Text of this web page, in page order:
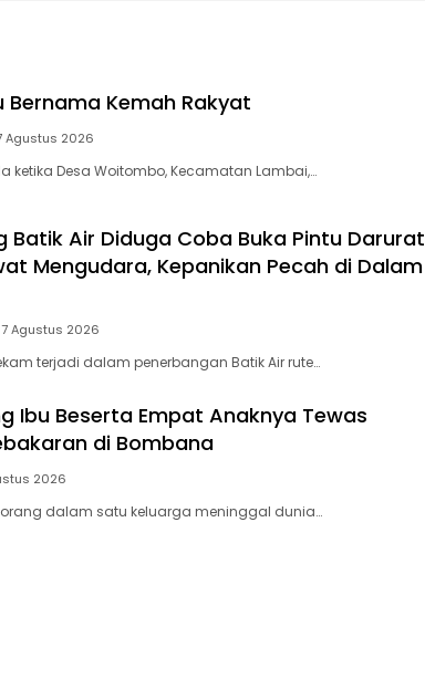
Bernama Kemah Rakyat
Agustus 2026
ketika Desa Woitombo, Kecamatan Lambai,…
Batik Air Diduga Coba Buka Pintu Darurat
Mengudara, Kepanikan Pecah di Dalam
7 Agustus 2026
terjadi dalam penerbangan Batik Air rute…
Ibu Beserta Empat Anaknya Tewas
di Bombana
2026
orang dalam satu keluarga meninggal dunia…